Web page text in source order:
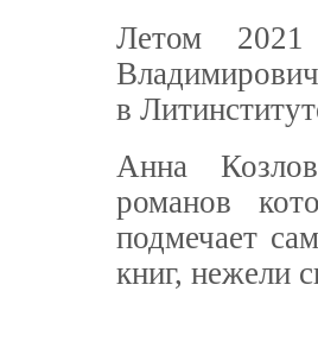
Летом 2021
в
Анна
романов
подмечает
книг, нежели